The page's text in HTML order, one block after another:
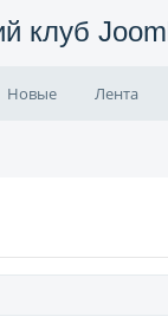
клуб
Новые Лента